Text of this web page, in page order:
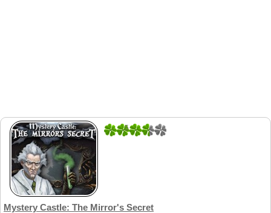
5
Mystery Castle: The Mirror's Secret